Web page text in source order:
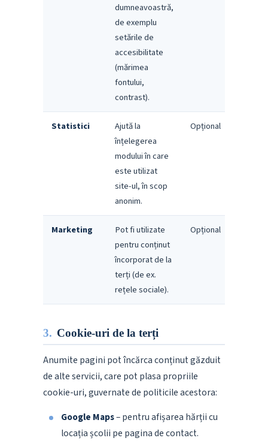
dumneavoastră,
de exemplu
setările de
accesibilitate
(mărimea
fontului,
contrast).
Statistici
Ajută la
înțelegerea
modului în care
este utilizat
site-ul, în scop
anonim.
Opțional
Marketing
Pot fi utilizate
pentru conținut
încorporat de la
terți (de ex.
rețele sociale).
Opțional
3. Cookie-uri de la terți
Anumite pagini pot încărca conținut găzduit
de alte servicii, care pot plasa propriile
cookie-uri, guvernate de politicile acestora:
Google Maps– pentru afișarea hărții cu
locația școlii pe pagina de contact.